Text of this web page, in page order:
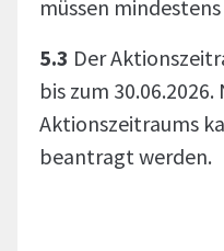
müssen
5.3 Der
bis zum
Aktionszeitraums
beantragt werden.